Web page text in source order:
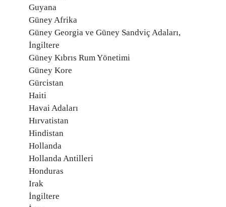
Guyana
Güney Afrika
Güney Georgia ve Güney Sandviç Adaları,
İngiltere
Güney Kıbrıs Rum Yönetimi
Güney Kore
Gürcistan
Haiti
Havai Adaları
Hırvatistan
Hindistan
Hollanda
Hollanda Antilleri
Honduras
Irak
İngiltere